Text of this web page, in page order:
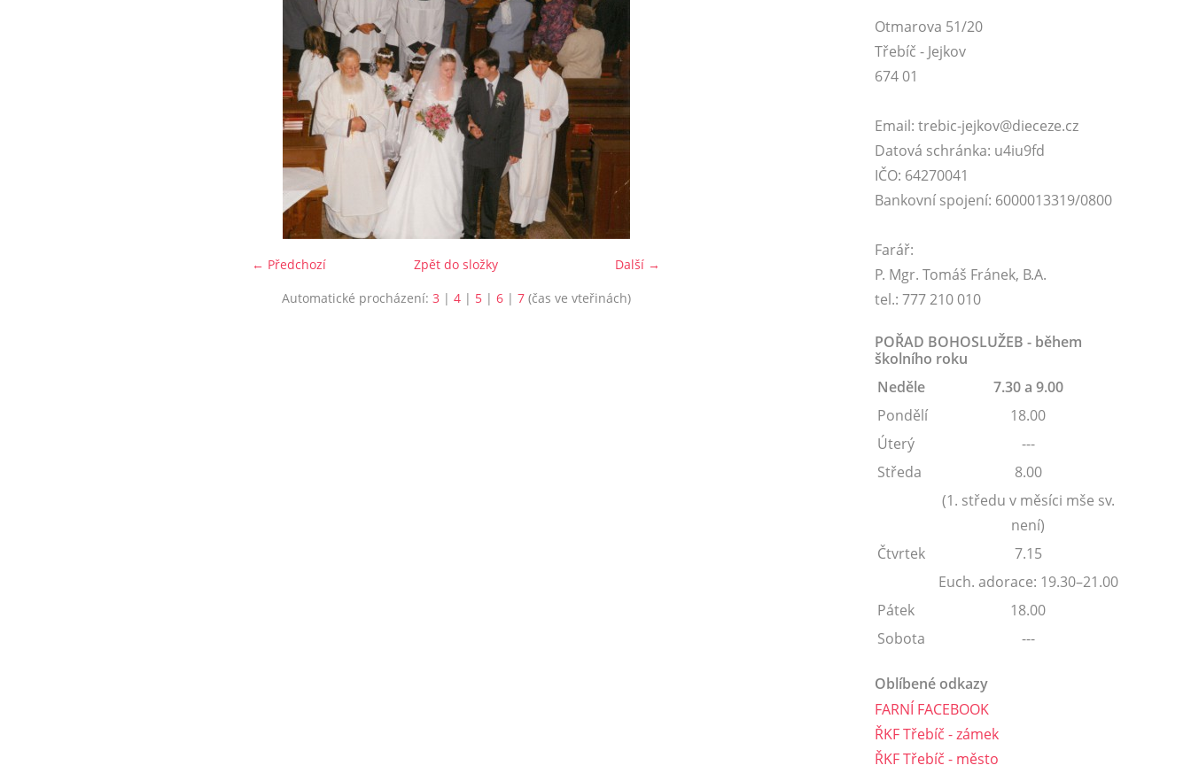
← Předchozí Další →
Zpět do složky
Automatické procházení: 3 | 4| 5| 6| 7(čas ve vteřinách)
Otmarova 51/20
Třebíč - Jejkov
674 01
Email: trebic-jejkov@dieceze.cz
Datová schránka: u4iu9fd
IČO: 64270041
Bankovní spojení: 6000013319/0800
Farář:
P. Mgr. Tomáš Fránek, B.A.
tel.: 777 210 010
POŘAD BOHOSLUŽEB - během
školního roku
Neděle
7.30 a 9.00
Pondělí
18.00
Úterý
---
Středa
8.00
(1. středu v měsíci mše sv.
není)
Čtvrtek
7.15
Euch. adorace: 19.30–21.00
Pátek
18.00
Sobota
---
Oblíbené odkazy
FARNÍ FACEBOOK
ŘKF Třebíč - zámek
ŘKF Třebíč - město